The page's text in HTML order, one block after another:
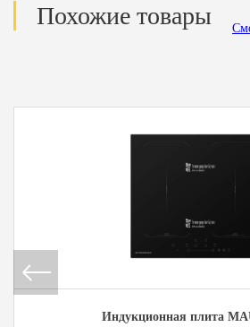
Похожие товары
Индукционная плита